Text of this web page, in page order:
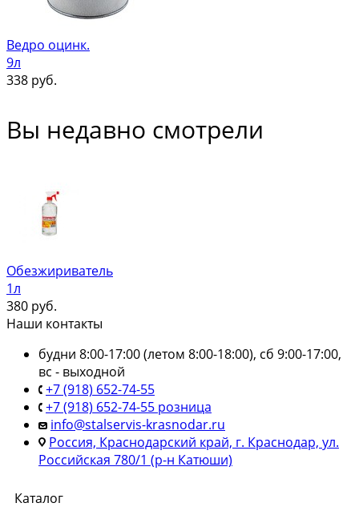
Ведро оцинк.
9л
338 руб.
Вы недавно смотрели
Обезжириватель
1л
380 руб.
Наши контакты
будни 8:00-17:00 (летом 8:00-18:00), сб 9:00-17:00,
вс - выходной
+7 (918) 652-74-55
+7 (918) 652-74-55 розница
info@stalservis-krasnodar.ru
Россия, Краснодарский край, г. Краснодар, ул.
Российская 780/1 (р-н Катюши)
Каталог